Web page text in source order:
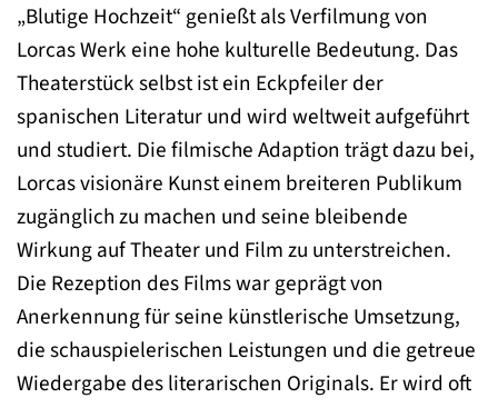
„Blutige Hochzeit“ genießt als Verfilmung von
Lorcas Werk eine hohe kulturelle Bedeutung. Das
Theaterstück selbst ist ein Eckpfeiler der
spanischen Literatur und wird weltweit aufgeführt
und studiert. Die filmische Adaption trägt dazu bei,
Lorcas visionäre Kunst einem breiteren Publikum
zugänglich zu machen und seine bleibende
Wirkung auf Theater und Film zu unterstreichen.
Die Rezeption des Films war geprägt von
Anerkennung für seine künstlerische Umsetzung,
die schauspielerischen Leistungen und die getreue
Wiedergabe des literarischen Originals. Er wird oft